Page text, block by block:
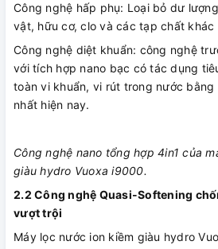
Công nghệ hấp phụ: Loại bỏ dư
vật, hữu cơ, clo và các tạp chất khác
Công nghệ diệt khuẩn: công nghệ
với tích hợp nano bạc có tác dụng
toàn vi khuẩn, vi rút trong nước
nhất hiện nay.
Công nghệ nano tổng hợp 4in1 của
giàu hydro Vuoxa i9000.
2.2 Công nghệ Quasi-Softening
vượt trội
Máy lọc nước ion kiềm giàu hydro